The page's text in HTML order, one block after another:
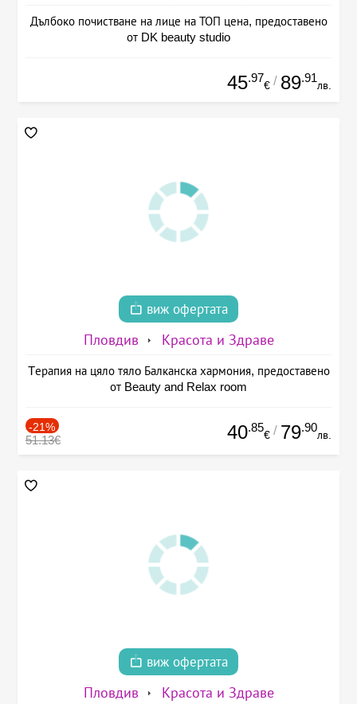
Дълбоко почистване на лице на ТОП цена, предоставено
от DK beauty studio
45.97
€ / 89.91
лв.
виж офертата
Пловдив Красота и Здраве
Tерапия на цяло тялo Балканска хармония, предоставено
от Beauty and Relax room
-21%
51.13€ 40.85
€ / 79.90
лв.
виж офертата
Пловдив Красота и Здраве